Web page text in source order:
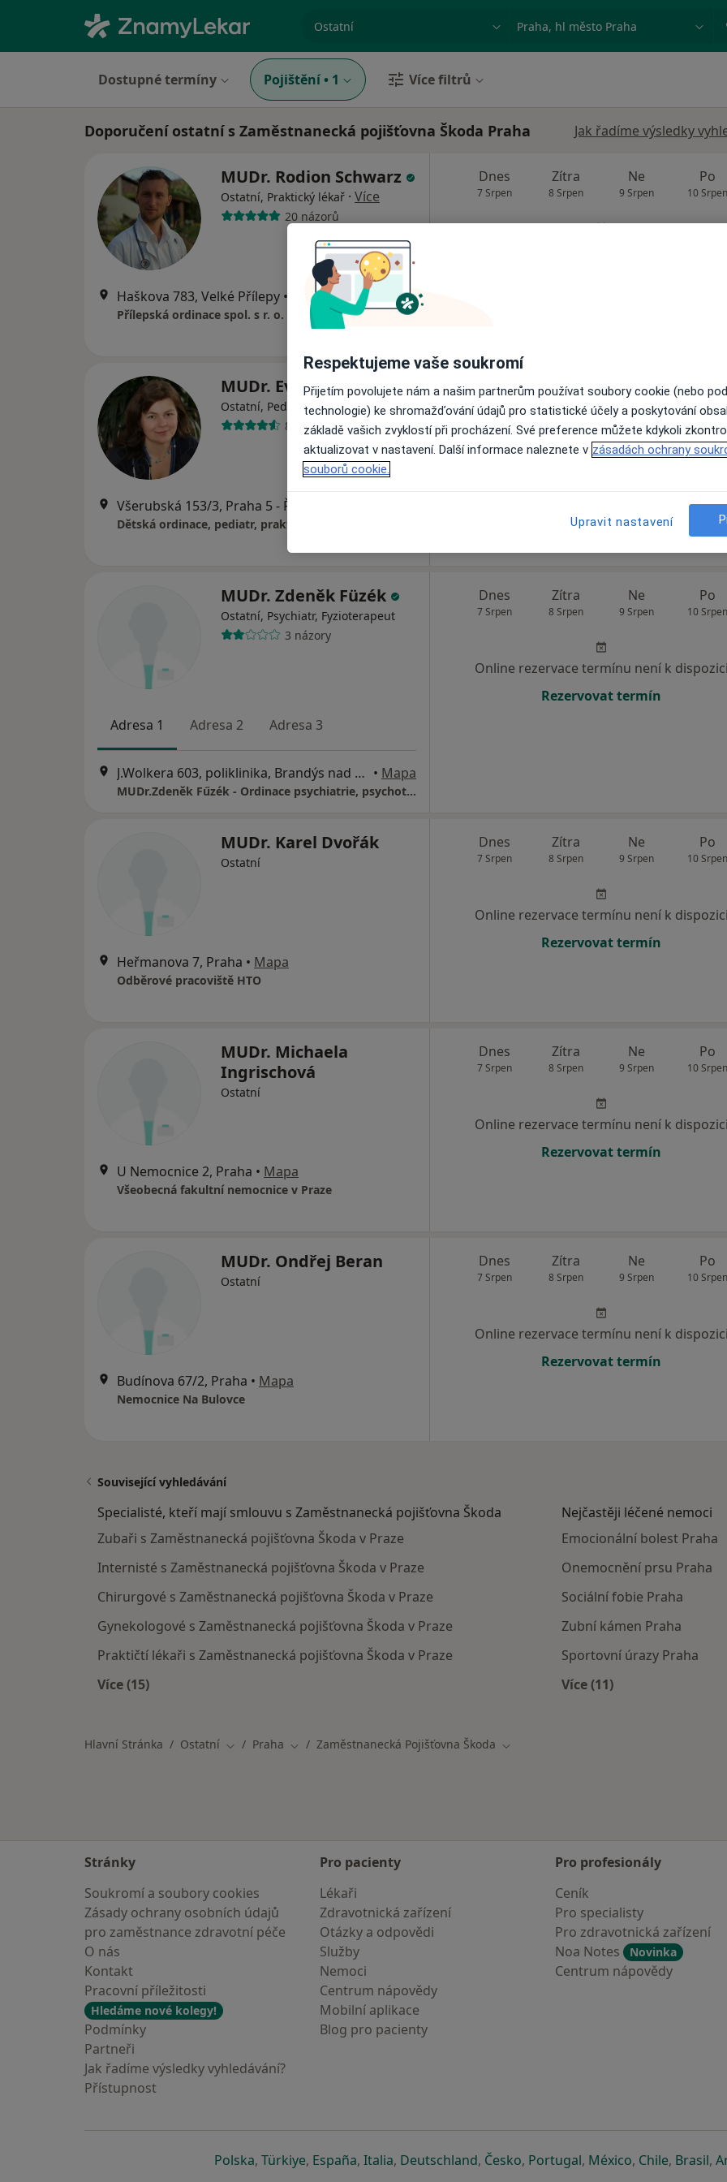
specializace, nemoc nebo příjmení Město nebo region
Dostupné termíny Pojištění • 1 Více filtrů
Doporučení ostatní s Zaměstnanecká pojišťovna Škoda Praha Jak řadíme výsledky
MUDr. Rodion Schwarz
Ostatní, Praktický lékař · Více
20 názorů
Haškova 783, Velké Přílepy • Mapa
Přílepská ordinace spol. s r. o.
Dnes
7 Srpen
Zítra
8 Srpen
Ne
9 Srpen
Po
10 Srpen
MUDr. Eva Bronská
Ostatní, Pediatr, Diagnostik·Více
8 názorů
Dnes
7 Srpen
Zítra Ne
9 Srpen
Po
10 Srpen
Online rezervace termínu není k
MUDr. Zdeněk Füzék
Ostatní, Psychiatr, Fyzioterapeut
3 názory
Adresa 1 Adresa 2 Adresa 3
J.Wolkera 603, poliklinika, Brandýs nad Labem • Mapa
MUDr.Zdeněk Fűzék - Ordinace psychiatrie, psychoterapie a AT
Dnes
7 Srpen
Zítra
8 Srpen
Ne
9 Srpen
Po
10 Srpen
Online rezervace termínu není k dispozici
Rezervovat termín
MUDr. Karel Dvořák
Ostatní
Heřmanova 7, Praha • Mapa
Odběrové pracoviště HTO
Dnes
7 Srpen
Zítra
8 Srpen
Ne
9 Srpen
Po
10 Srpen
Online rezervace termínu není k dispozici
Rezervovat termín
MUDr. Michaela
Ingrischová
Ostatní
U Nemocnice 2, Praha • Mapa
Všeobecná fakultní nemocnice v Praze
Dnes
7 Srpen
Zítra
8 Srpen
Ne
9 Srpen
Po
10 Srpen
Online rezervace termínu není k dispozici
Rezervovat termín
MUDr. Ondřej Beran
Ostatní
Budínova 67/2, Praha • Mapa
Nemocnice Na Bulovce
Dnes
7 Srpen
Zítra
8 Srpen
Ne
9 Srpen
Po
10 Srpen
Online rezervace termínu není k dispozici
Rezervovat termín
Související vyhledávání
Specialisté, kteří mají smlouvu s Zaměstnanecká pojišťovna Škoda
Zubaři s Zaměstnanecká pojišťovna Škoda v Praze
Internisté s Zaměstnanecká pojišťovna Škoda v Praze
Chirurgové s Zaměstnanecká pojišťovna Škoda v Praze
Gynekologové s Zaměstnanecká pojišťovna Škoda v Praze
Praktičtí lékaři s Zaměstnanecká pojišťovna Škoda v Praze
Více (15)
Nejčastěji léčené nemoci
Emocionální bolest Praha
Onemocnění prsu Praha
Sociální fobie Praha
Zubní kámen Praha
Sportovní úrazy Praha
Více (11)
Hlavní Stránka Ostatní Změna města
Praha Změna města
Zaměstnanecká Pojišťovna Škoda Změna města
Stránky
Soukromí a soubory cookies
Zásady ochrany osobních údajů
pro zaměstnance zdravotní péče
O nás
Kontakt
Pracovní příležitosti
Hledáme nové kolegy!
Podmínky
Partneři
Jak řadíme výsledky vyhledávání?
Přístupnost
Pro pacienty
Lékaři
Zdravotnická zařízení
Otázky a odpovědi
Služby
Nemoci
Centrum nápovědy
Mobilní aplikace
Blog pro pacienty
Pro profesionály
Ceník
Pro specialisty
Pro zdravotnická zařízení
Noa Notes
Novinka
Centrum nápovědy
Polskase otevře v nové záložce
, Türkiyese otevře v nové záložce
, Españase otevře v nové záložce
, Italiase otevře v nové záložce
, Deutschlandse otevře v nové záložce
, Českose otevře v nové záložce
, Portugalse otevře v nové
, Méxicose otevře v
, Chilese otevře
, Brasilse
,
Respektujeme vaše soukromí
Přijetím povolujete nám a našim partnerům používat soubory cookie (nebo
technologie) ke shromažďování údajů pro statistické účely a poskytování
základě vašich zvyklostí při procházení. Své preference můžete kdykoli
aktualizovat v nastavení. Další informace naleznete v zásadách ochrany
souborů cookie.
Upravit nastavení